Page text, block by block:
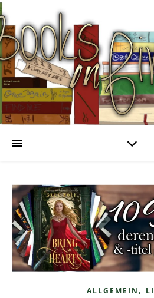
ALLGEMEIN ,